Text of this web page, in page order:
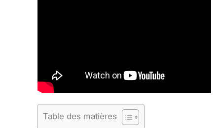
Table des matières